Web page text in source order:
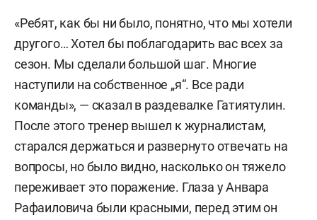
«Ребят, как бы ни было, понятно, что мы хотели
другого… Хотел бы поблагодарить вас всех за
сезон. Мы сделали большой шаг. Многие
наступили на собственное „я“. Все ради
команды», — сказал в раздевалке Гатиятулин.
После этого тренер вышел к журналистам,
старался держаться и развернуто отвечать на
вопросы, но было видно, насколько он тяжело
переживает это поражение. Глаза у Анвара
Рафаиловича были красными, перед этим он